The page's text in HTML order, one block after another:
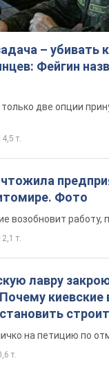
– убивать
Фейгин
две опции
т.
Фото
возобновит работу,
т.
лавру
киевские
на петицию по
т.